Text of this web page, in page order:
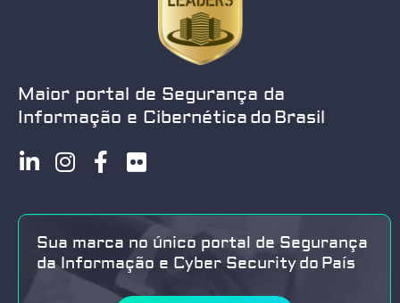
Maior portal de Segurança da
Informação e Cibernética do Brasil
Sua marca no único portal de Segurança
da Informação e Cyber Security do País